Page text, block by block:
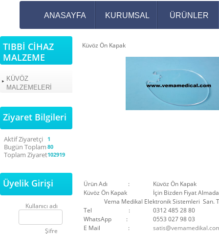
ANASAYFA KURUMSAL ÜRÜNLER
TIBBİ CİHAZ
MALZEME
KÜVÖZ
MALZEMELERİ
Ziyaret Bilgileri
Aktif Ziyaretçi 1
Bugün Toplam 80
Toplam Ziyaret102919
Üyelik Girişi
Kullanıcı adı
Şifre
Küvöz Ön Kapak
Ürün Adı :
Küvöz Ön Kapak
Küvöz Ön Kapak
İçin Bizden Fiyat
Vema Medikal Elektronik Sistemleri San.
Tel :
0312 485 28 80
WhatsApp :
0553 027 98 03
E Mail :